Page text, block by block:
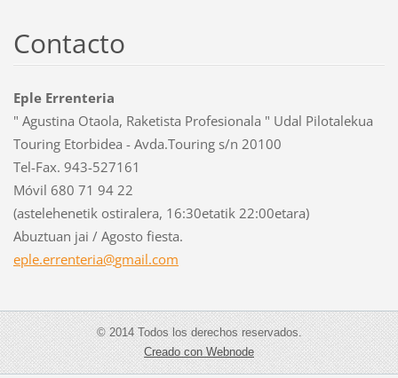
Contacto
Eple Errenteria
" Agustina Otaola, Raketista Profesionala " Udal Pilotalekua
Touring Etorbidea - Avda.Touring s/n 20100
Tel-Fax. 943-527161
Móvil 680 71 94 22
(astelehenetik ostiralera, 16:30etatik 22:00etara)
Abuztuan jai / Agosto fiesta.
eple.errenteria@gmail.com
© 2014 Todos los derechos reservados.
Creado con Webnode